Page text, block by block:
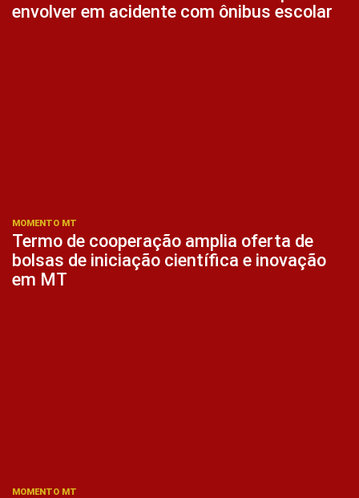
envolver em acidente com ônibus escolar
MOMENTO MT
Termo de cooperação amplia oferta de
bolsas de iniciação científica e inovação
em MT
MOMENTO MT